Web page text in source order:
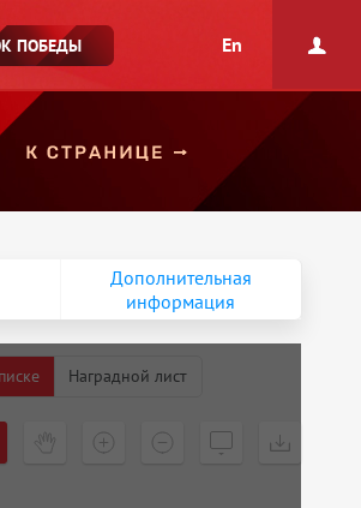
ПОБЕДЫ En
Дополнительная
информация
Наградной лист